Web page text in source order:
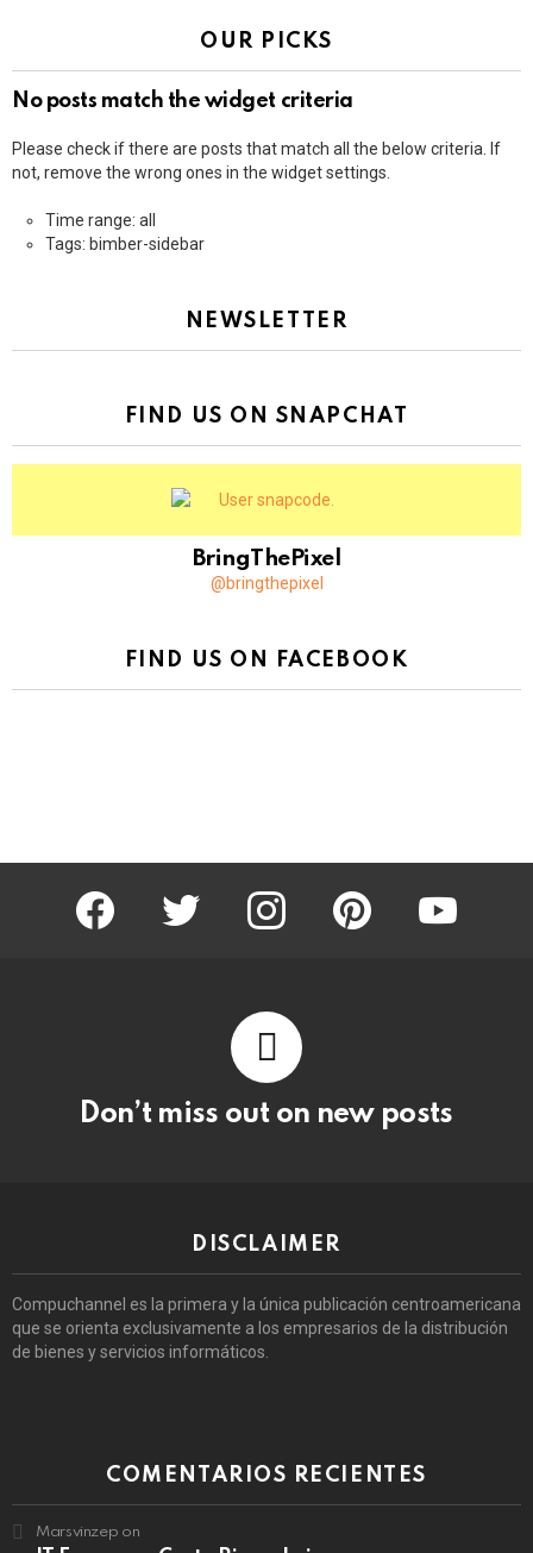
OUR PICKS
No posts match the widget criteria
Please check if there are posts that match all the below criteria. If
not, remove the wrong ones in the widget settings.
Time range: all
Tags: bimber-sidebar
NEWSLETTER
FIND US ON SNAPCHAT
BringThePixel
@bringthepixel
FIND US ON FACEBOOK
facebook twitter instagram pinterest youtube
Don’t miss out on new posts
DISCLAIMER
Compuchannel es la primera y la única publicación centroamericana
que se orienta exclusivamente a los empresarios de la distribución
de bienes y servicios informáticos.
COMENTARIOS RECIENTES
Marsvinzep on